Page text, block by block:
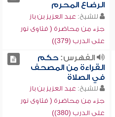
الرضاع المحرم
للشيخ: عبد العزيز بن باز
جزء من محاضرة ( فتاوى نور
على الدرب (379))
الفهرس:حكم
القراءة من المصحف
في الصلاة
للشيخ: عبد العزيز بن باز
جزء من محاضرة ( فتاوى نور
على الدرب (380))